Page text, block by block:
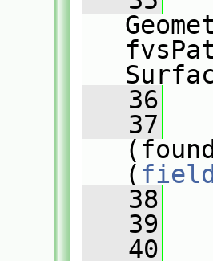
   36
   37
(
   38
   39
   40